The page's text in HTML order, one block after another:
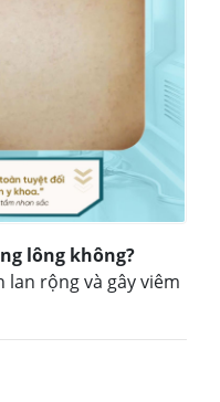
lông không?
lan rộng và gây viêm